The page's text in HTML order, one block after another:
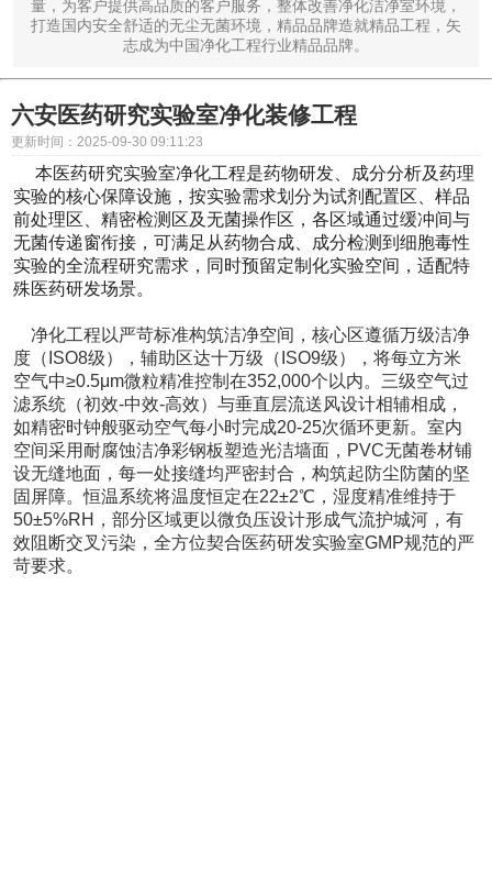
量，为客户提供高品质的客户服务，整体改善净化洁净室环境，
打造国内安全舒适的无尘无菌环境，精品品牌造就精品工程，矢
志成为中国净化工程行业精品品牌。
六安医药研究实验室净化装修工程
更新时间：2025-09-30 09:11:23
本医药研究实验室净化工程是药物研发、成分分析及药理
实验的核心保障设施，按实验需求划分为试剂配置区、样品
前处理区、精密检测区及无菌操作区，各区域通过缓冲间与
无菌传递窗衔接，可满足从药物合成、成分检测到细胞毒性
实验的全流程研究需求，同时预留定制化实验空间，适配特
殊医药研发场景。​
净化工程以严苛标准构筑洁净空间，核心区遵循万级洁净
度（ISO8级），辅助区达十万级（ISO9级），将每立方米
空气中≥0.5μm微粒精准控制在352,000个以内。三级空气过
滤系统（初效-中效-高效）与垂直层流送风设计相辅相成，
如精密时钟般驱动空气每小时完成20-25次循环更新。室内
空间采用耐腐蚀洁净彩钢板塑造光洁墙面，PVC无菌卷材铺
设无缝地面，每一处接缝均严密封合，构筑起防尘防菌的坚
固屏障。恒温系统将温度恒定在22±2℃，湿度精准维持于
50±5%RH，部分区域更以微负压设计形成气流护城河，有
效阻断交叉污染，全方位契合医药研发实验室GMP规范的严
苛要求。​